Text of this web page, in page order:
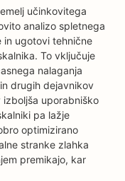
učinkovitega
analizo spletnega
in ugotovi tehnične
To vključuje
nalaganja
drugih dejavnikov
izboljša uporabniško
pa lažje
optimizirano
stranke zlahka
premikajo, kar